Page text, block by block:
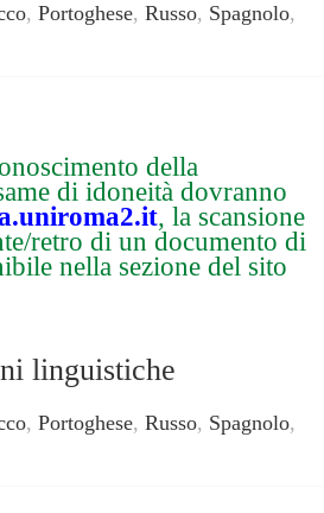
, Portoghese, Russo, Spagnolo,
della
di idoneità dovranno
, la scansione
retro di un documento di
nella sezione del sito
linguistiche
, Portoghese, Russo, Spagnolo,